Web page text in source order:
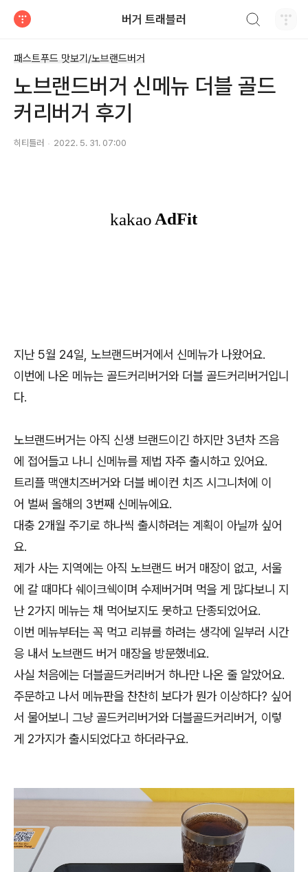
버거 트래블러
패스트푸드 맛보기/노브랜드버거
노브랜드버거 신메뉴 더블 골드
커리버거 후기
히티틀러 2022. 5. 31. 07:00
지난 5월 24일, 노브랜드버거에서 신메뉴가 나왔어요.
이번에 나온 메뉴는 골드커리버거와 더블 골드커리버거입니
다.
노브랜드버거는 아직 신생 브랜드이긴 하지만 3년차 즈음
에 접어들고 나니 신메뉴를 제법 자주 출시하고 있어요.
트리플 맥앤치즈버거와 더블 베이컨 치즈 시그니처에 이
어 벌써 올해의 3번째 신메뉴에요.
대충 2개월 주기로 하나씩 출시하려는 계획이 아닐까 싶어
요.
제가 사는 지역에는 아직 노브랜드 버거 매장이 없고, 서울
에 갈 때마다 쉐이크쉑이며 수제버거며 먹을 게 많다보니 지
난 2가지 메뉴는 채 먹어보지도 못하고 단종되었어요.
이번 메뉴부터는 꼭 먹고 리뷰를 하려는 생각에 일부러 시간
응 내서 노브랜드 버거 매장을 방문했네요.
사실 처음에는 더블골드커리버거 하나만 나온 줄 알았어요.
주문하고 나서 메뉴판을 찬찬히 보다가 뭔가 이상하다? 싶어
서 물어보니 그냥 골드커리버거와 더블골드커리버거, 이렇
게 2가지가 출시되었다고 하더라구요.